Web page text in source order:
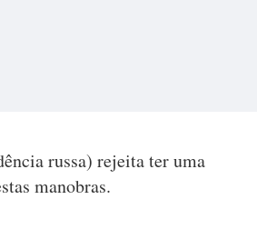
russa) rejeita ter uma
manobras.